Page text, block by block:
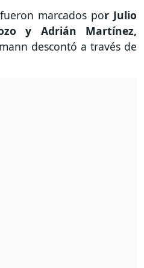
marcados por Julio
y Adrián Martínez,
descontó a través de